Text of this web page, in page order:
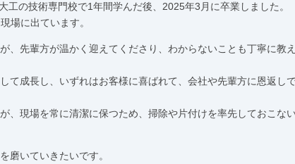
工の技術専門校で1年間学んだ後、2025年3月に卒業しました。
場に出ています。
、先輩方が温かく迎えてくださり、わからないことも丁寧に教
て成長し、いずれはお客様に喜ばれて、会社や先輩方に恩返し
、現場を常に清潔に保つため、掃除や片付けを率先しておこな
磨いていきたいです。